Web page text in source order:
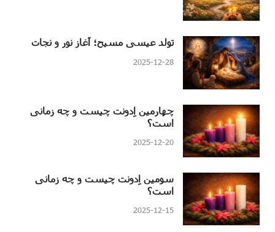
تولد عیسی مسیح؛ آغاز نور و نجات
2025-12-28
چهارمین اِدونت چیست و چه زمانی
است؟
2025-12-20
سومین اِدونت چیست و چه زمانی
است؟
2025-12-15